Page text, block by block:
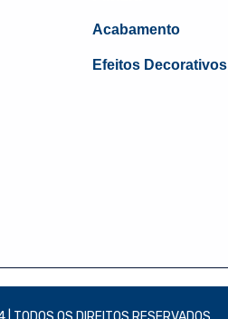
Acabamento
Efeitos Decorativos